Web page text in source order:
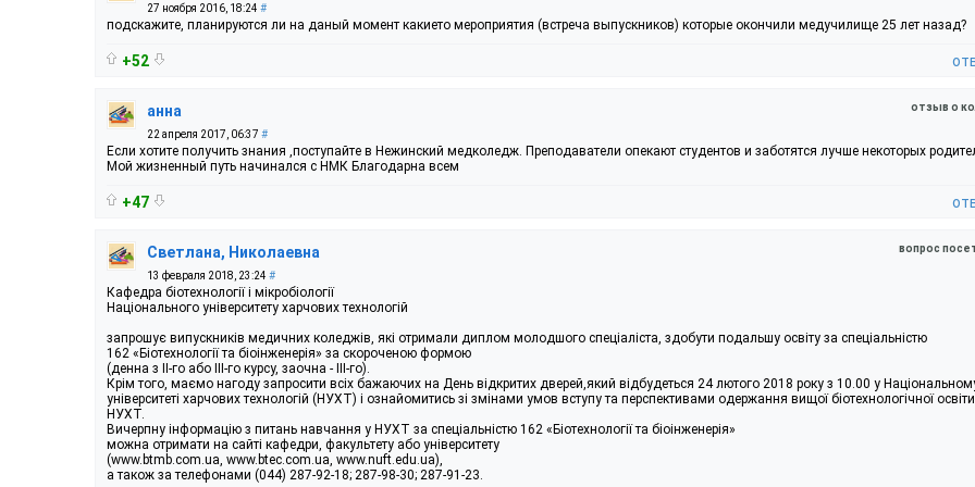
27 ноября 2016, 18:24 #
подскажите, планируются ли на даный момент какието мероприятия (встреча выпускников) которые окончили медучилище 25 лет назад?
+52
отзыв о
анна
22 апреля 2017, 06:37 #
Если хотите получить знания ,поступайте в Нежинский медколедж. Преподаватели опекают студентов и заботятся лучше некоторых
Мой жизненный путь начинался с НМК Благодарна всем
+47
вопрос
Светлана, Николаевна
13 февраля 2018, 23:24 #
Кафедра біотехнології і мікробіології
Національного університету харчових технологій
запрошує випускників медичних коледжів, які отримали диплом молодшого спеціаліста, здобути подальшу освіту за спеціальністю
162 «Біотехнології та біоінженерія» за скороченою формою
(денна з ІІ-го або ІІІ-го курсу, заочна - ІІІ-го).
Крім того, маємо нагоду запросити всіх бажаючих на День відкритих дверей,який відбудеться 24 лютого 2018 року з 10.00 у
університеті харчових технологій (НУХТ) і ознайомитись зі змінами умов вступу та перспективами одержання вищої біотехнологічної
НУХТ.
Вичерпну інформацію з питань навчання у НУХТ за спеціальністю 162 «Біотехнології та біоінженерія»
можна отримати на сайті кафедри, факультету або університету
(www.btmb.com.ua, www.btec.com.ua, www.nuft.edu.ua),
а також за телефонами (044) 287-92-18; 287-98-30; 287-91-23.